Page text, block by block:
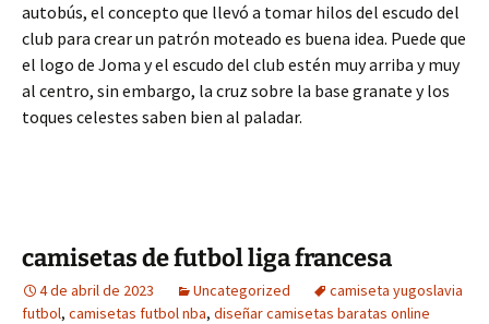
autobús, el concepto que llevó a tomar hilos del escudo del
club para crear un patrón moteado es buena idea. Puede que
el logo de Joma y el escudo del club estén muy arriba y muy
al centro, sin embargo, la cruz sobre la base granate y los
toques celestes saben bien al paladar.
camisetas de futbol liga francesa
4 de abril de 2023 Uncategorized
camiseta yugoslavia
futbol, camisetas futbol nba, diseñar camisetas baratas online